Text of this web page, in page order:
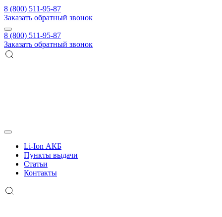
8 (800) 511-95-87
Заказать обратный звонок
8 (800) 511-95-87
Заказать обратный звонок
Li-Ion АКБ
Пункты выдачи
Статьи
Контакты